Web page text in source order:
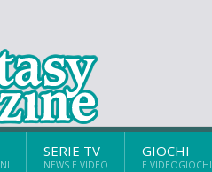
SERIE TV
NEWS E VIDEO
GIOCHI
E VIDEOGIOCHI